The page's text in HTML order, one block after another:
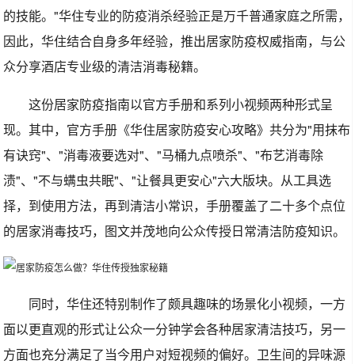
的技能。"华住专业的防疫消杀经验正是万千普通家庭之所需，
因此，华住结合自身多年经验，推出居家防疫权威指南，与公
众分享酒店专业级的清洁消毒秘籍。
这份居家防疫指南以官方手册和系列小视频两种形式呈
现。其中，官方手册《华住居家防疫安心攻略》共分为"用抹布
有诀窍"、"消毒液要选对"、"马桶九点喷杀"、"布艺消毒除
渍"、"不与螨虫共眠"、"让餐具更安心"六大版块。从工具选
择，到使用方法，再到清洁小常识，手册覆盖了二十多个点位
的居家消毒技巧，图文并茂地向公众传授日常清洁防疫知识。
同时，华住还特别制作了颇具趣味的场景化小视频，一方
面以更直观的形式让公众一分钟学会各种居家清洁技巧，另一
方面也充分满足了当今用户对短视频的偏好。卫生间的异味源